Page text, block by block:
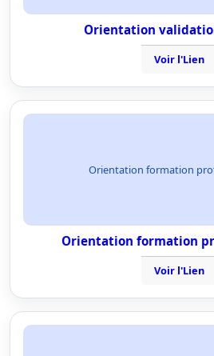
Orientation
Voir l'Lien
Orientation formation
Orientation formation
Voir l'Lien